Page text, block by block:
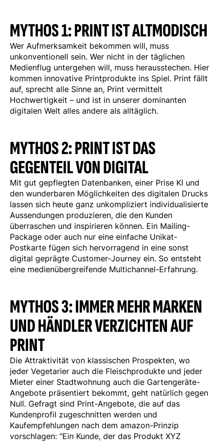
MYTHOS 1: PRINT IST ALTMODISCH
Wer Aufmerksamkeit bekommen will, muss
unkonventionell sein. Wer nicht in der täglichen
Medienflug untergehen will, muss herausstechen. Hier
kommen innovative Printprodukte ins Spiel. Print fällt
auf, sprecht alle Sinne an, Print vermittelt
Hochwertigkeit – und ist in unserer dominanten
digitalen Welt alles andere als alltäglich.
MYTHOS 2: PRINT IST DAS
GEGENTEIL VON DIGITAL
Mit gut gepflegten Datenbanken, einer Prise KI und
den wunderbaren Möglichkeiten des digitalen Drucks
lassen sich heute ganz unkompliziert individualisierte
Aussendungen produzieren, die den Kunden
überraschen und inspirieren können. Ein Mailing-
Package oder auch nur eine einfache Unikat-
Postkarte fügen sich hervorragend in eine sonst
digital geprägte Customer-Journey ein. So entsteht
eine medienübergreifende Multichannel-Erfahrung.
MYTHOS 3: IMMER MEHR MARKEN
UND HÄNDLER VERZICHTEN AUF
PRINT
Die Attraktivität von klassischen Prospekten, wo
jeder Vegetarier auch die Fleischprodukte und jeder
Mieter einer Stadtwohnung auch die Gartengeräte-
Angebote präsentiert bekommt, geht natürlich gegen
Null. Gefragt sind Print-Angebote, die auf das
Kundenprofil zugeschnitten werden und
Kaufempfehlungen nach dem amazon-Prinzip
vorschlagen: “Ein Kunde, der das Produkt XYZ